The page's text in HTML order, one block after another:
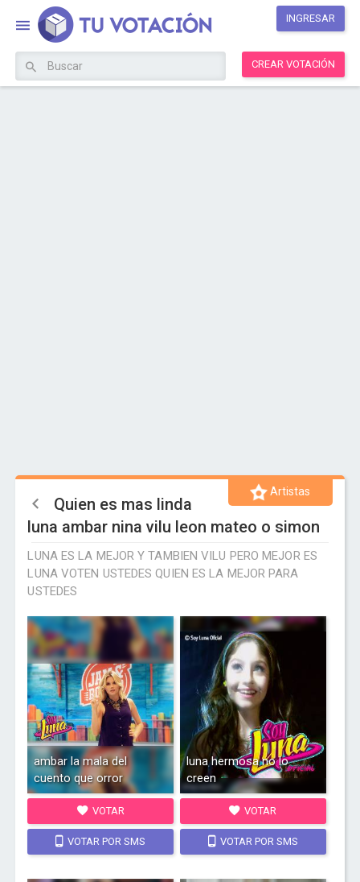
INGRESAR
CREAR VOTACIÓN
Artistas
Quien es mas linda
luna ambar nina vilu leon mateo o simon
LUNA ES LA MEJOR Y TAMBIEN VILU PERO MEJOR ES
LUNA VOTEN USTEDES QUIEN ES LA MEJOR PARA
USTEDES
ambar la mala del
cuento que orror
VOTAR
VOTAR POR SMS
luna hermosa no lo
creen
VOTAR
VOTAR POR SMS